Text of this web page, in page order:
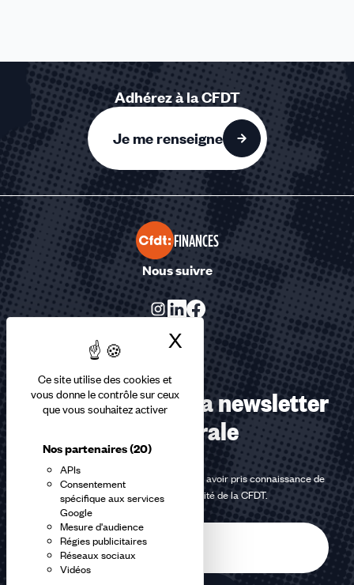
Ce site utilise des cookies et
vous donne le contrôle sur ceux
que vous souhaitez activer
Nos partenaires(20)
APIs
Consentement
spécifique aux services
Google
Mesure d'audience
Régies publicitaires
Réseaux sociaux
Vidéos
X Masquer le
Adhérez à la CFDT
Je me renseigne
FINANCES
Nous suivre
Abonnez-vous à la newsletter
confédérale
En m'inscrivant à la newsletter, j'affirme avoir pris connaissance de
lapolitique de confidentialité de la CFDT.